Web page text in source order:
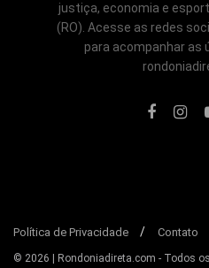
justiça, economia e
(RO). Acesse as redes
para acompanhar as
Política de Privacidade Contato
© 2026 | Rondoniadireta.com - Todos